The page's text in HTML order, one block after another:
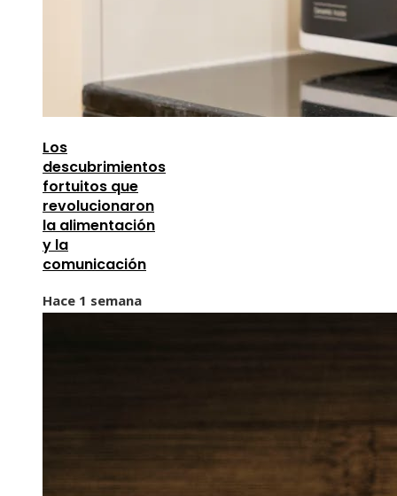
Los
descubrimientos
fortuitos que
revolucionaron
la alimentación
y la
comunicación
Hace 1 semana